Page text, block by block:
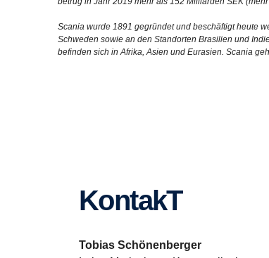
Scania wurde 1891 gegründet und beschäftigt heute
Schweden sowie an den Standorten Brasilien und
befinden sich in Afrika, Asien und Eurasien. Scania
KontakT
Tobias Schönenberger